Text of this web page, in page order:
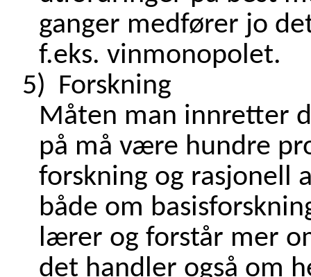
ganger medfører jo
f.eks. vinmonopolet.
5) Forskning
Måten man innretter
på må være hundre
forskning og rasjonell
både om
lærer og forstår mer
det handler også om